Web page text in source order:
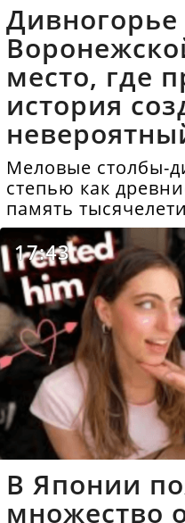
Дивногорье
место, где
история
Меловые столбы-
степью как
память
17:43
В Японии
множество